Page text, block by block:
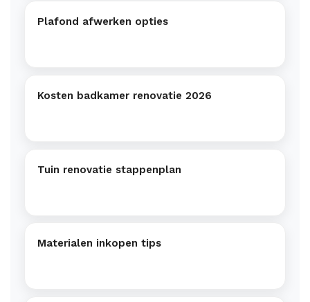
Plafond afwerken opties
Kosten badkamer renovatie 2026
Tuin renovatie stappenplan
Materialen inkopen tips